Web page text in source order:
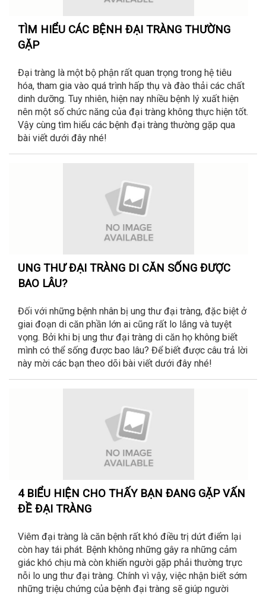
TÌM HIỂU CÁC BỆNH ĐẠI TRÀNG THƯỜNG
GẶP
Đại tràng là một bộ phận rất quan trọng trong hệ tiêu
hóa, tham gia vào quá trình hấp thụ và đào thải các chất
dinh dưỡng. Tuy nhiên, hiện nay nhiều bệnh lý xuất hiện
nên một số chức năng của đại tràng không thực hiện tốt.
Vậy cùng tìm hiểu các bệnh đại tràng thường gặp qua
bài viết dưới đây nhé!
UNG THƯ ĐẠI TRÀNG DI CĂN SỐNG ĐƯỢC
BAO LÂU?
Đối với những bệnh nhân bị ung thư đại tràng, đặc biệt ở
giai đoạn di căn phần lớn ai cũng rất lo lắng và tuyệt
vọng. Bởi khi bị ung thư đại tràng di căn họ không biết
mình có thể sống được bao lâu? Để biết được câu trả lời
này mời các bạn theo dõi bài viết dưới đây nhé!
4 BIỂU HIỆN CHO THẤY BẠN ĐANG GẶP VẤN
ĐỀ ĐẠI TRÀNG
Viêm đại tràng là căn bệnh rất khó điều trị dứt điểm lại
còn hay tái phát. Bệnh không những gây ra những cảm
giác khó chịu mà còn khiến người gặp phải thường trực
nỗi lo ung thư đại tràng. Chính vì vậy, việc nhận biết sớm
những triệu chứng của bệnh đại tràng sẽ giúp người